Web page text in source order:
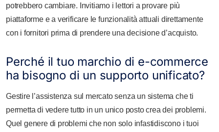
potrebbero cambiare. Invitiamo i lettori a provare più
piattaforme e a verificare le funzionalità attuali direttamente
con i fornitori prima di prendere una decisione d’acquisto.
Perché il tuo marchio di e-commerce
ha bisogno di un supporto unificato?
Gestire l’assistenza sul mercato senza un sistema che ti
permetta di vedere tutto in un unico posto crea dei problemi.
Quel genere di problemi che non solo infastidiscono i tuoi